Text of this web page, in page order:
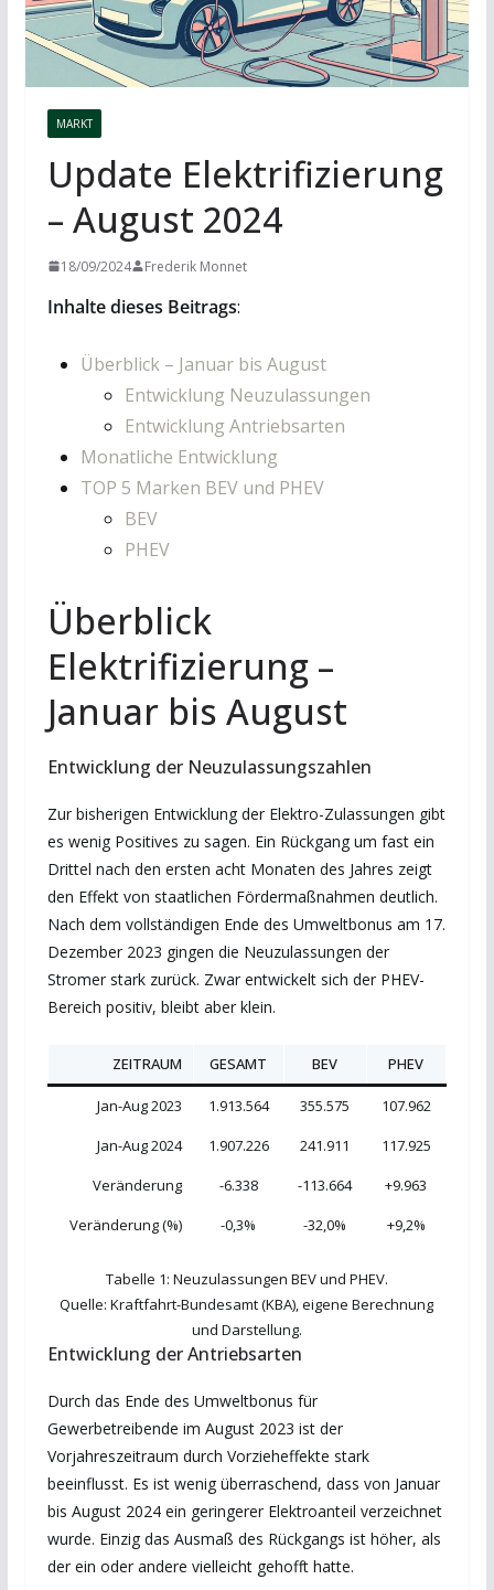
MARKT
Update Elektrifizierung
– August 2024
18/09/2024 Frederik Monnet
Inhalte dieses Beitrags:
Überblick – Januar bis August
Entwicklung Neuzulassungen
Entwicklung Antriebsarten
Monatliche Entwicklung
TOP 5 Marken BEV und PHEV
BEV
PHEV
Überblick
Elektrifizierung –
Januar bis August
Entwicklung der Neuzulassungszahlen
Zur bisherigen Entwicklung der Elektro-Zulassungen gibt
es wenig Positives zu sagen. Ein Rückgang um fast ein
Drittel nach den ersten acht Monaten des Jahres zeigt
den Effekt von staatlichen Fördermaßnahmen deutlich.
Nach dem vollständigen Ende des Umweltbonus am 17.
Dezember 2023 gingen die Neuzulassungen der
Stromer stark zurück. Zwar entwickelt sich der PHEV-
Bereich positiv, bleibt aber klein.
ZEITRAUM GESAMT BEV PHEV
Jan-Aug 2023 1.913.564 355.575
107.962
Jan-Aug 2024
1.907.226 241.911
117.925
Veränderung
-6.338 -113.664
+9.963
Veränderung (%)
-0,3% -32,0% +9,2%
Tabelle 1: Neuzulassungen BEV und PHEV.
Quelle: Kraftfahrt-Bundesamt (KBA), eigene Berechnung
und Darstellung.
Entwicklung der Antriebsarten
Durch das Ende des Umweltbonus für
Gewerbetreibende im August 2023 ist der
Vorjahreszeitraum durch Vorzieheffekte stark
beeinflusst. Es ist wenig überraschend, dass von Januar
bis August 2024 ein geringerer Elektroanteil verzeichnet
wurde. Einzig das Ausmaß des Rückgangs ist höher, als
der ein oder andere vielleicht gehofft hatte.